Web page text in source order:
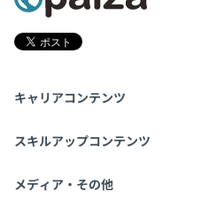
キャリアコンテンツ
転職・キャリア
スキルアップコンテンツ
学習
メディア・その他